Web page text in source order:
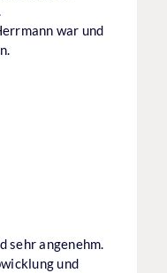
war und
sehr angenehm.
und